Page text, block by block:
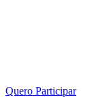
Quero Participar